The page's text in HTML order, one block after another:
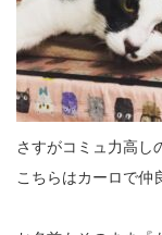
さすがコミュ力高し
こちらはカーロで